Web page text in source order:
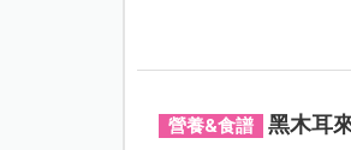
營養&食譜 黑木耳